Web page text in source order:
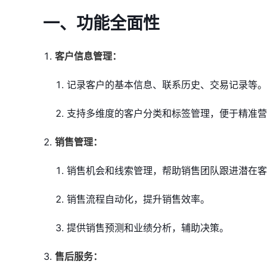
一、 功能全面性
客户信息管理：
记录客户的基本信息、联系历史、交易记录等。
支持多维度的客户分类和标签管理，便于精准营
销售管理：
销售机会和线索管理，帮助销售团队跟进潜在客
销售流程自动化，提升销售效率。
提供销售预测和业绩分析，辅助决策。
售后服务：